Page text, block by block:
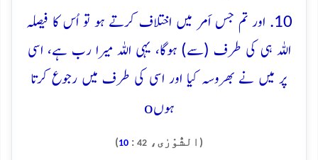
10. اور تم جس اَمر میں اختلاف کرتے ہو تو اُس کا فیصلہ
اللہ ہی کی طرف (سے) ہوگا، یہی اللہ میرا رب ہے، اسی
پر میں نے بھروسہ کیا اور اسی کی طرف میں رجوع کرتا
ہوںo
(الشُّوْرٰی، 42
:
10
)